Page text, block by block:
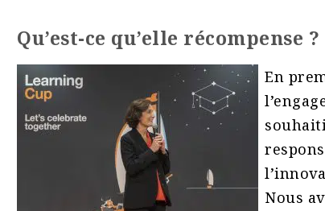
Qu’est-ce qu’elle récompense ?
En
Nous